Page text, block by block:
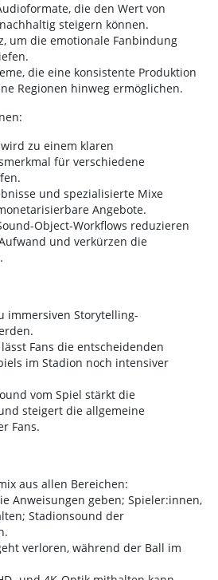
die den Wert von
steigern können.
um die emotionale Fanbindung
die eine konsistente Produktion
Regionen hinweg ermöglichen.
zu einem klaren
für verschiedene
und spezialisierte Mixe
Angebote.
Object-Workflows reduzieren
und verkürzen die
immersiven Storytelling-
Fans die entscheidenden
im Stadion noch intensiver
vom Spiel stärkt die
steigert die allgemeine
Fans.
aus allen Bereichen:
Anweisungen geben; Spieler:innen,
Stadionsound der
verloren, während der Ball im